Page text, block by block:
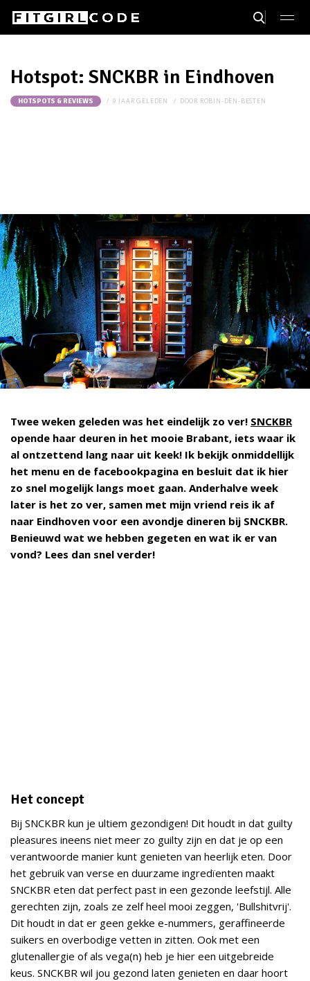
Hotspot: SNCKBR in Eindhoven
HOTSPOTS & REVIEWS 9 JAAR GELEDEN DOOR ROBIN-DEN-BESTEN
Twee weken geleden was het eindelijk zo ver! SNCKBR
opende haar deuren in het mooie Brabant, iets waar ik
al ontzettend lang naar uit keek! Ik bekijk onmiddellijk
het menu en de facebookpagina en besluit dat ik hier
zo snel mogelijk langs moet gaan. Anderhalve week
later is het zo ver, samen met mijn vriend reis ik af
naar Eindhoven voor een avondje dineren bij SNCKBR.
Benieuwd wat we hebben gegeten en wat ik er van
vond? Lees dan snel verder!
Het concept
Bij SNCKBR kun je ultiem gezondigen! Dit houdt in dat guilty
pleasures ineens niet meer zo guilty zijn en dat je op een
verantwoorde manier kunt genieten van heerlijk eten. Door
het gebruik van verse en duurzame ingredïenten maakt
SNCKBR eten dat perfect past in een gezonde leefstijl. Alle
gerechten zijn, zoals ze zelf heel mooi zeggen, 'Bullshitvrij'.
Dit houdt in dat er geen gekke e-nummers, geraffineerde
suikers en overbodige vetten in zitten. Ook met een
glutenallergie of als vega(n) heb je hier een uitgebreide
keus. SNCKBR wil jou gezond laten genieten en daar hoort